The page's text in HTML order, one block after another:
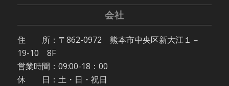
会社
住 所：〒862-0972 熊本市中央区新大江１－
19-10 8F
営業時間：09:00-18：00
休 日：土・日・祝日